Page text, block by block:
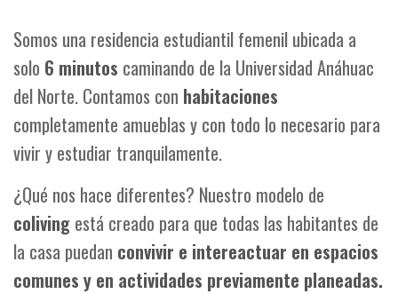
Somos una residencia estudiantil femenil ubicada a
solo 6 minutos caminando de la Universidad Anáhuac
del Norte. Contamos con habitaciones
completamente amueblas y con todo lo necesario para
vivir y estudiar tranquilamente.
¿Qué nos hace diferentes? Nuestro modelo de
coliving está creado para que todas las habitantes de
la casa puedan convivir e intereactuar en espacios
comunes y en actividades previamente planeadas.